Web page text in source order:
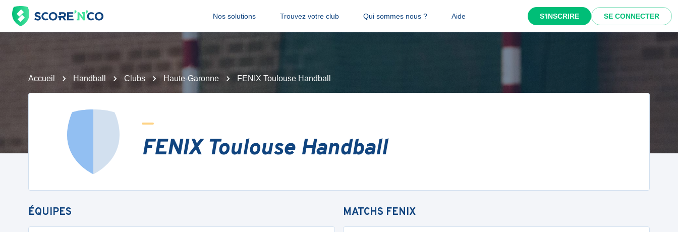
Nos solutions Trouvez votre club Qui sommes nous ? Aide S'INSCRIRE SE CONNECTER
Accueil Handball Clubs Haute-Garonne FENIX Toulouse Handball
FENIX Toulouse Handball
ÉQUIPES MATCHS FENIX